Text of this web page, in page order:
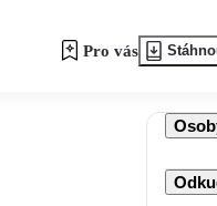
Pro vás